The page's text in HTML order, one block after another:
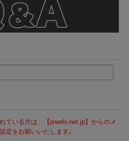
ている方は、【jewels-net.jp】からのメ
定をお願いいたします｡